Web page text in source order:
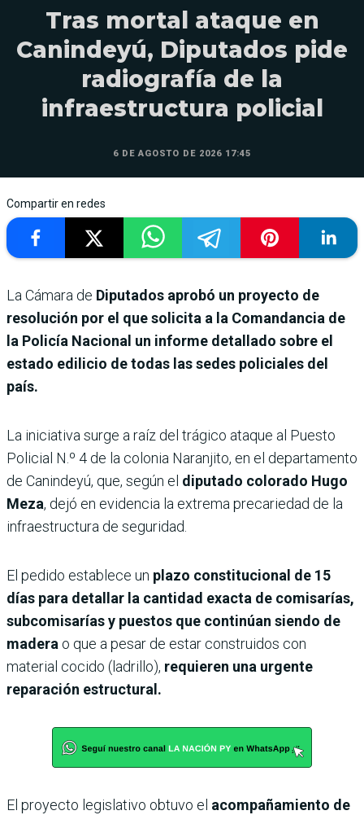
Tras mortal ataque en
Canindeyú, Diputados pide
radiografía de la
infraestructura policial
6 DE AGOSTO DE 2026 17:45
Compartir en redes
La Cámara de Diputados aprobó un proyecto de
resolución por el que solicita a la Comandancia de
la Policía Nacional un informe detallado sobre el
estado edilicio de todas las sedes policiales del
país.
La iniciativa surge a raíz del trágico ataque al Puesto
Policial N.º 4 de la colonia Naranjito, en el departamento
de Canindeyú, que, según el diputado colorado Hugo
Meza, dejó en evidencia la extrema precariedad de la
infraestructura de seguridad.
El pedido establece un plazo constitucional de 15
días para detallar la cantidad exacta de comisarías,
subcomisarías y puestos que continúan siendo de
madera o que a pesar de estar construidos con
material cocido (ladrillo), requieren una urgente
reparación estructural.
El proyecto legislativo obtuvo el acompañamiento de